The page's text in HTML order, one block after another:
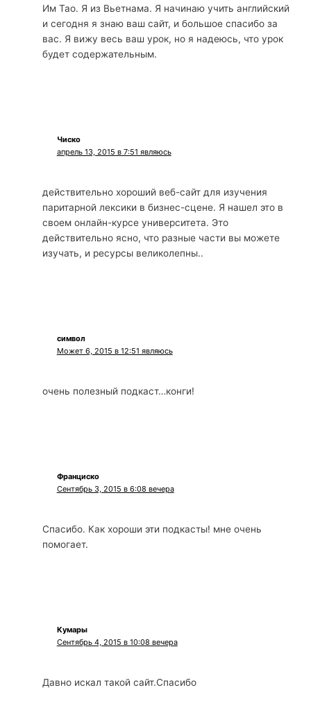
Им Тао. Я из Вьетнама. Я начинаю учить английский
и сегодня я знаю ваш сайт, и большое спасибо за
вас. Я вижу весь ваш урок, но я надеюсь, что урок
будет содержательным.
Чиско
апрель 13, 2015 в 7:51 являюсь
действительно хороший веб-сайт для изучения
паритарной лексики в бизнес-сцене. Я нашел это в
своем онлайн-курсе университета. Это
действительно ясно, что разные части вы можете
изучать, и ресурсы великолепны..
символ
Может 6, 2015 в 12:51 являюсь
очень полезный подкаст…конги!
Франциско
Сентябрь 3, 2015 в 6:08 вечера
Спасибо. Как хороши эти подкасты! мне очень
помогает.
Кумары
Сентябрь 4, 2015 в 10:08 вечера
Давно искал такой сайт.Спасибо